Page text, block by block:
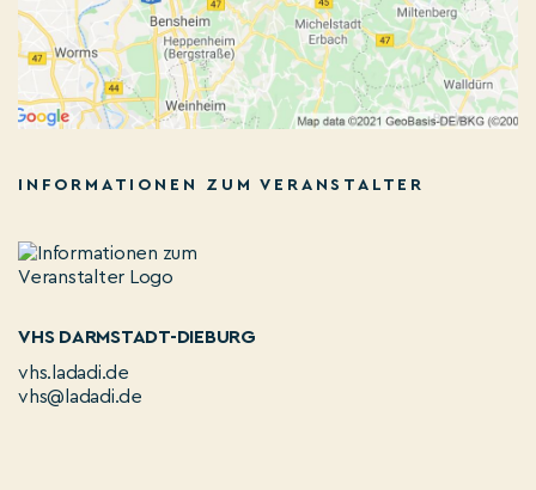
INFORMATIONEN ZUM VERANSTALTER
VHS DARMSTADT-DIEBURG
vhs.ladadi.de
vhs@ladadi.de